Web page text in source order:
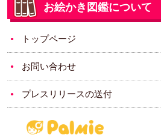
お絵かき図鑑について
トップページ
お問い合わせ
プレスリリースの送付